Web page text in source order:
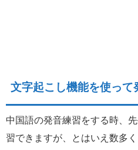
文字起こし機能を使って
中国語の発音練習をする時、
習できますが、とはいえ数多